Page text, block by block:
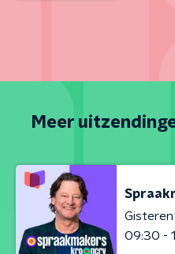
Meer
Gisteren
09:30 -